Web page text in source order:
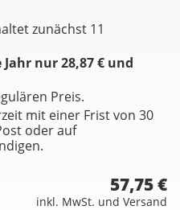
zunächst 11
nur 28,87 € und
Preis.
mit einer Frist von 30
oder auf
57,75 €
inkl. MwSt. und Versand